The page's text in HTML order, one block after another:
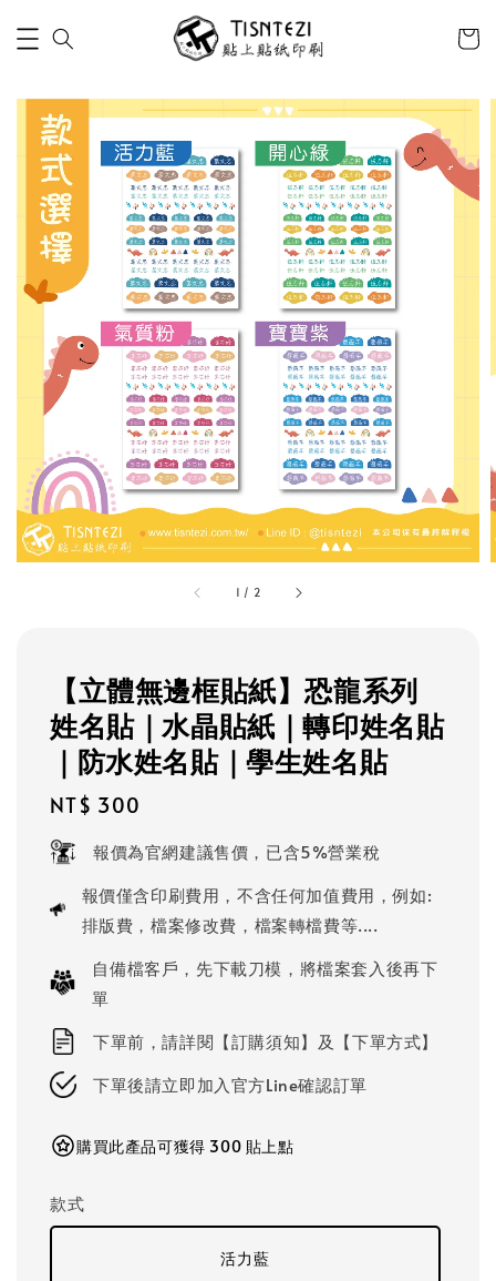
1 / 2
【立體無邊框貼紙】恐龍系列
姓名貼｜水晶貼紙｜轉印姓名貼
｜防水姓名貼｜學生姓名貼
Regular
price
NT$ 300
報價為官網建議售價，已含5%營業稅
報價僅含印刷費用，不含任何加值費用，例如:
排版費，檔案修改費，檔案轉檔費等....
自備檔客戶，先下載刀模，將檔案套入後再下
單
下單前，請詳閱【訂購須知】及【下單方式】
下單後請立即加入官方Line確認訂單
購買此產品可獲得 300 貼上點
款式
活力藍